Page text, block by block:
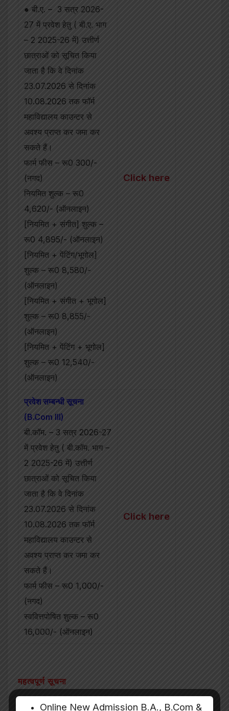
● बी.ए. – 3 सत्र 2026-
27 में प्रवेश हेतु ( बी.ए. भाग
– 2 2025-26 में) उत्तीर्ण
छात्राओं को सूचित किया
जाता है कि वे दिनांक
23.07.2026 से दिनांक
10.08.2026 तक फॉर्म
महाविद्यालय काउन्टर से
अवश्य प्राप्त कर जमा कर
सकते हैं।
फार्म फीस – रू0 300/-
(नगद)
नियमित शुल्क – रू0
4,620/- (ऑनलाइन)
[नियमित + संगीत] शुल्क –
रू0 4,895/- (ऑनलाइन)
[नियमित + पेंटिंग/भूगोल]
शुल्क – रू0 8,580/-
(ऑनलाइन)
[नियमित + संगीत + भूगोल]
शुल्क – रू0 8,855/-
(ऑनलाइन)
[नियमित + पेंटिंग + भूगोल]
शुल्क – रू0 12,540/-
(ऑनलाइन)
Click here
प्रवेश सम्बन्धी सूचना
(B.Com III)
बी.कॉम. – 3 सत्र 2026-27
में प्रवेश हेतु ( बी.कॉम. भाग –
2 2025-26 में) उत्तीर्ण
छात्राओं को सूचित किया
जाता है कि वे दिनांक
23.07.2026 से दिनांक
10.08.2026 तक फॉर्म
महाविद्यालय काउन्टर से
अवश्य प्राप्त कर जमा कर
सकते हैं।
फार्म फीस – रू0 1,000/-
(नगद)
स्ववित्तपोषित शुल्क – रू0
16,000/- (ऑनलाइन)
Click here
महत्वपूर्ण सूचना
महाविद्यालय के काउन्टर से फार्म नगद (CASH) फीस देकर
Online New Admission B.A., B.Com &